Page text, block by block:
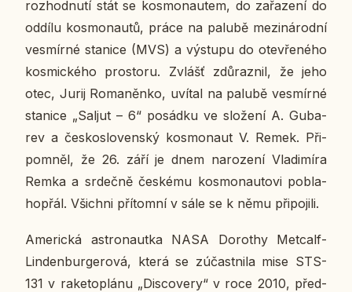
roz­hod­nu­tí stát se kos­mo­nau­tem, do za­řa­ze­ní do
oddílu kos­mo­nau­tů, práce na palubě me­zi­ná­rod­ní
vesmír­né sta­ni­ce (MVS) a vý­stu­pu do ote­vře­né­ho
kos­mic­ké­ho pro­sto­ru. Zvlášť zdů­raz­nil, že jeho
otec, Jurij Ro­ma­něn­ko, uvítal na palubě vesmír­né
sta­ni­ce „Saljut – 6“ po­sád­ku ve slo­že­ní A. Gu­ba­
rev a čes­ko­slo­ven­ský kos­mo­naut V. Remek. Při­
po­mněl, že 26. září je dnem na­ro­ze­ní Vla­di­mí­ra
Remka a sr­deč­ně čes­ké­mu kos­mo­nau­to­vi po­bla­
ho­přál. Všich­ni pří­tomní v sále se k němu při­po­ji­li.
Ame­ric­ká as­t­ro­naut­ka NASA Do­ro­thy Met­calf-
Lin­denbur­ge­ro­vá, která se zú­čast­ni­la mise STS-
131 v ra­ke­to­plá­nu „Dis­co­ve­ry“ v roce 2010, před­